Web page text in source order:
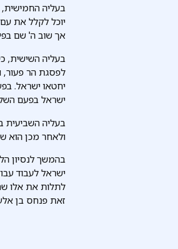
בעליה
יוכל לקלל את
אך שוב ה' שם
בעליה השישית,
לפסגת הר פעור,
יחטאו ישראל.
ישראל בפעם
בעליה השביעית
ולאחר מכן הוא
בהמשך לנסיון
ישראל לעבוד
לתלות את אלו
זאת פנחס בן